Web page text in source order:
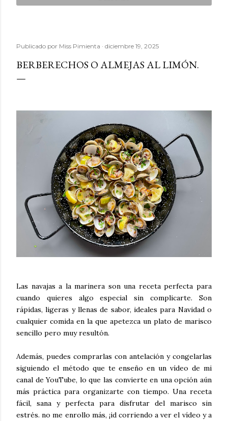
Publicado por Miss Pimienta diciembre 19, 2025
BERBERECHOS O ALMEJAS AL LIMÓN.
Las navajas a la marinera son una receta perfecta para
cuando quieres algo especial sin complicarte. Son
rápidas, ligeras y llenas de sabor, ideales para Navidad o
cualquier comida en la que apetezca un plato de marisco
sencillo pero muy resultón.
Además, puedes comprarlas con antelación y congelarlas
siguiendo el método que te enseño en un vídeo de mi
canal de YouTube, lo que las convierte en una opción aún
más práctica para organizarte con tiempo. Una receta
fácil, sana y perfecta para disfrutar del marisco sin
estrés. no me enrollo más, ¡id corriendo a ver el vídeo y a